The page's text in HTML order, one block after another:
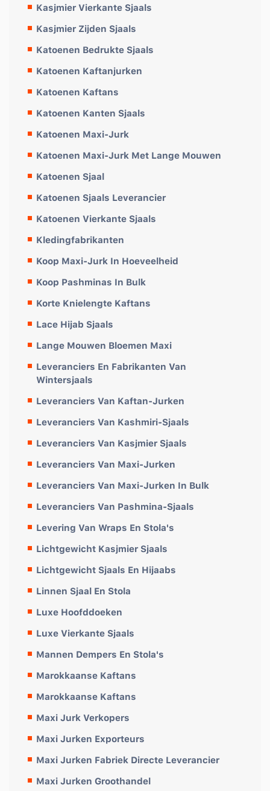
Kasjmier Vierkante Sjaals
Kasjmier Zijden Sjaals
Katoenen Bedrukte Sjaals
Katoenen Kaftanjurken
Katoenen Kaftans
Katoenen Kanten Sjaals
Katoenen Maxi-Jurk
Katoenen Maxi-Jurk Met Lange Mouwen
Katoenen Sjaal
Katoenen Sjaals Leverancier
Katoenen Vierkante Sjaals
Kledingfabrikanten
Koop Maxi-Jurk In Hoeveelheid
Koop Pashminas In Bulk
Korte Knielengte Kaftans
Lace Hijab Sjaals
Lange Mouwen Bloemen Maxi
Leveranciers En Fabrikanten Van
Wintersjaals
Leveranciers Van Kaftan-Jurken
Leveranciers Van Kashmiri-Sjaals
Leveranciers Van Kasjmier Sjaals
Leveranciers Van Maxi-Jurken
Leveranciers Van Maxi-Jurken In Bulk
Leveranciers Van Pashmina-Sjaals
Levering Van Wraps En Stola's
Lichtgewicht Kasjmier Sjaals
Lichtgewicht Sjaals En Hijaabs
Linnen Sjaal En Stola
Luxe Hoofddoeken
Luxe Vierkante Sjaals
Mannen Dempers En Stola's
Marokkaanse Kaftans
Marokkaanse Kaftans
Maxi Jurk Verkopers
Maxi Jurken Exporteurs
Maxi Jurken Fabriek Directe Leverancier
Maxi Jurken Groothandel